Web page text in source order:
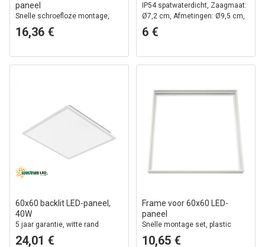
paneel
Snelle schroefloze montage,
witte rand
16,36 €
IP54 spatwaterdicht, Zaagmaat:
Ø7,2 cm, Afmetingen: Ø9,5 cm,
3,1 cm hoog, rond, witte rand
6 €
60x60 backlit LED-paneel,
40W
5 jaar garantie, witte rand
24,01 €
Frame voor 60x60 LED-
paneel
Snelle montage set, plastic
hoeken, witte rand, 65mm hoog
10,65 €